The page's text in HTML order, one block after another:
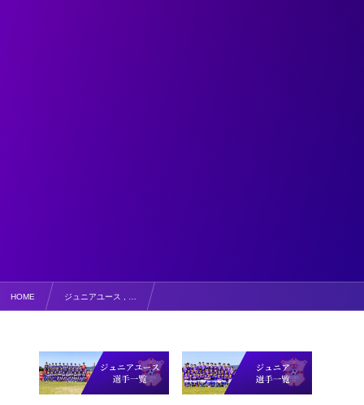
HOME ジュニアユース , …